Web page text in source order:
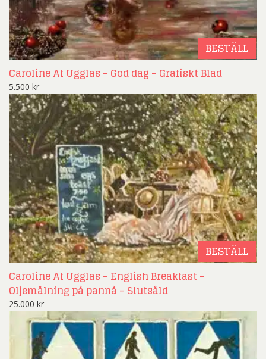
BESTÄLL
Caroline Af Ugglas – God dag – Grafiskt Blad
5.500 kr
BESTÄLL
Caroline Af Ugglas – English Breakfast –
Oljemålning på pannå – Slutsåld
25.000 kr